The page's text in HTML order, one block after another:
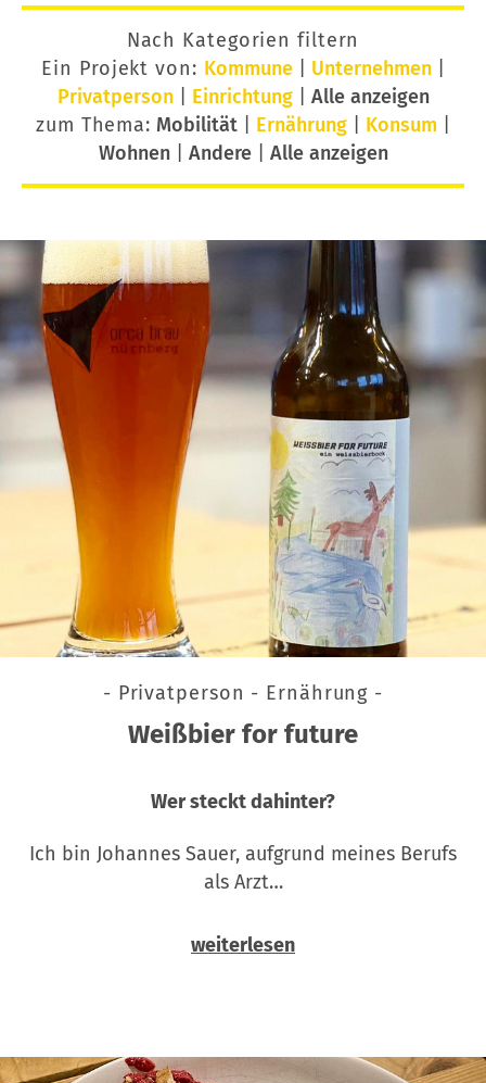
Nach Kategorien filtern
Ein Projekt von: Kommune| Unternehmen|
Privatperson| Einrichtung| Alle anzeigen
zum Thema: Mobilität Ernährung Konsum
Wohnen| Andere| Alle anzeigen
- Privatperson - Ernährung -
Weißbier for future
Wer steckt dahinter?
Ich bin Johannes Sauer, aufgrund meines Berufs
als Arzt…
weiterlesen